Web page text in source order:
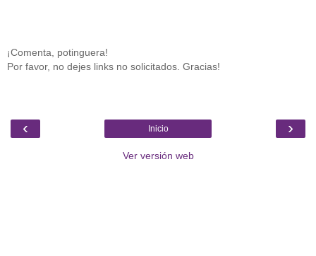
¡Comenta, potinguera!
Por favor, no dejes links no solicitados. Gracias!
‹ ›
Inicio
Ver versión web